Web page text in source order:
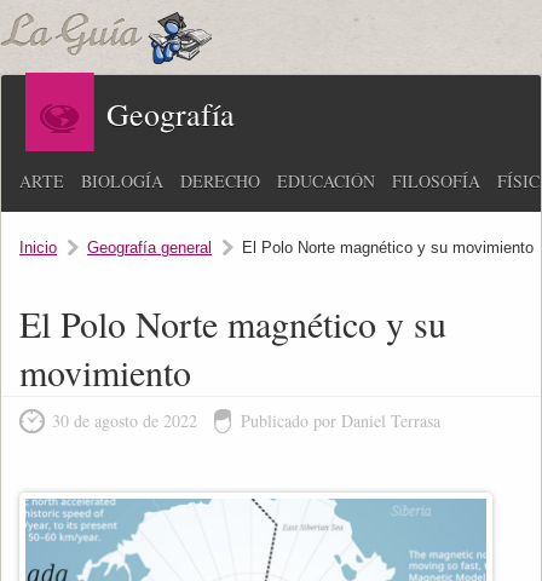
Geografía
ARTE BIOLOGÍA DERECHO EDUCACIÓN FILOSOFÍA
Inicio Geografía general El Polo Norte magnético y su movimiento
El Polo Norte magnético y su
movimiento
30 de agosto de 2022 Publicado por Daniel Terrasa